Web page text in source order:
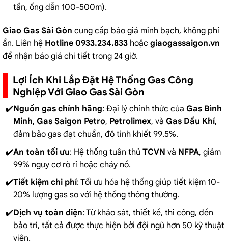
tấn, ống dẫn 100-500m).
Giao Gas Sài Gòn cung cấp báo giá minh bạch, không phí
ẩn. Liên hệ Hotline 0933.234.833 hoặc giaogassaigon.vn
để nhận báo giá chi tiết trong 24 giờ.
Lợi Ích Khi Lắp Đặt Hệ Thống Gas Công
Nghiệp Với Giao Gas Sài Gòn
Nguồn gas chính hãng: Đại lý chính thức của Gas Bình
Minh, Gas Saigon Petro, Petrolimex, và Gas Dầu Khí,
đảm bảo gas đạt chuẩn, độ tinh khiết 99.5%.
An toàn tối ưu: Hệ thống tuân thủ TCVN và NFPA, giảm
99% nguy cơ rò rỉ hoặc cháy nổ.
Tiết kiệm chi phí: Tối ưu hóa hệ thống giúp tiết kiệm 10-
20% lượng gas so với hệ thống thông thường.
Dịch vụ toàn diện: Từ khảo sát, thiết kế, thi công, đến
bảo trì, tất cả được thực hiện bởi đội ngũ hơn 50 kỹ thuật
viên.